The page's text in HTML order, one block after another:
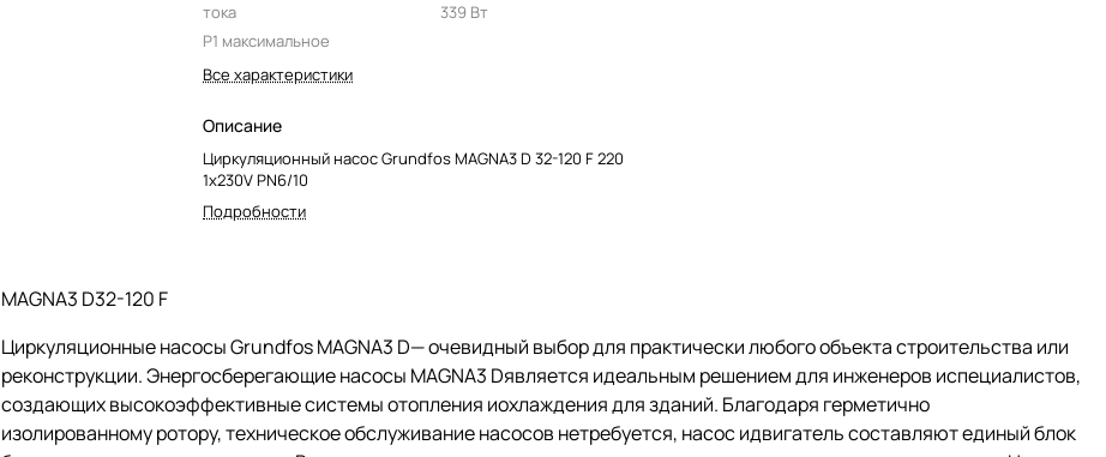
тока
P1 максимальное
339 Вт
Все характеристики
Описание
Циркуляционный насос Grundfos MAGNA3 D 32-120 F 220
1x230V PN6/10
Подробности
MAGNA3 D32-120 F
Циркуляционные насосы Grundfos MAGNA3 D— очевидный выбор для практически любого объекта строительства или
реконструкции. Энергосберегающие насосы MAGNA3 Dявляется идеальным решением для инженеров испециалистов,
создающих высокоэффективные системы отопления иохлаждения для зданий. Благодаря герметично
изолированному ротору, техническое обслуживание насосов нетребуется, насос идвигатель составляют единый блок